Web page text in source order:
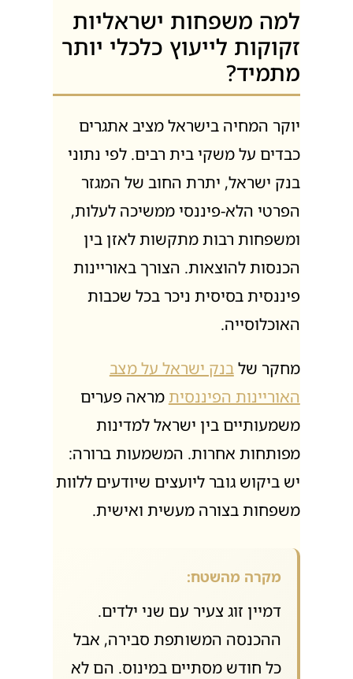
למה משפחות ישראליות
זקוקות לייעוץ כלכלי יותר
מתמיד?
יוקר המחיה בישראל מציב אתגרים
כבדים על משקי בית רבים. לפי נתוני
בנק ישראל, יתרת החוב של המגזר
הפרטי הלא-פיננסי ממשיכה לעלות,
ומשפחות רבות מתקשות לאזן בין
הכנסות להוצאות. הצורך באוריינות
פיננסית בסיסית ניכר בכל שכבות
האוכלוסייה.
מחקר שלבנק ישראל על מצב
האוריינות הפיננסיתמראה פערים
משמעותיים בין ישראל למדינות
מפותחות אחרות. המשמעות ברורה:
יש ביקוש גובר ליועצים שיודעים ללוות
משפחות בצורה מעשית ואישית.
מקרה מהשטח:
דמיין זוג צעיר עם שני ילדים.
ההכנסה המשותפת סבירה, אבל
כל חודש מסתיים במינוס. הם לא